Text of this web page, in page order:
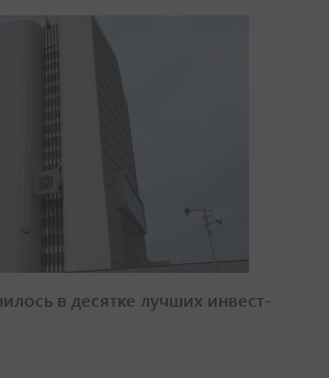
в десятке лучших инвест-